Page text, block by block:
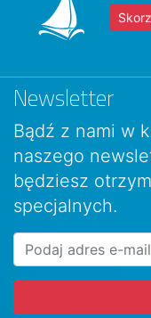
Newsletter
Bądź z nami w
naszego
będziesz
specjalnych.